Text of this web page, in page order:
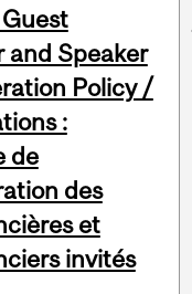
and Speaker
Policy /
:
de
des
et
invités